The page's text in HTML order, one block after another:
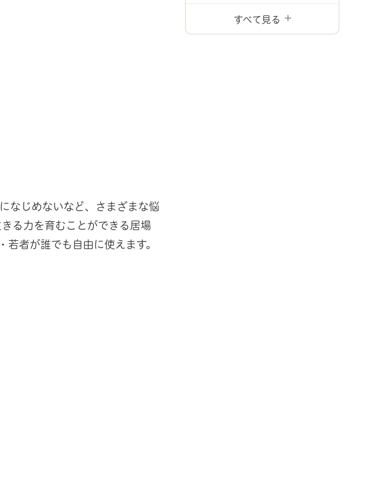
なじめないなど、さまざまな悩
る力を育むことができる居場
者が誰でも自由に使えます。
すべて見る